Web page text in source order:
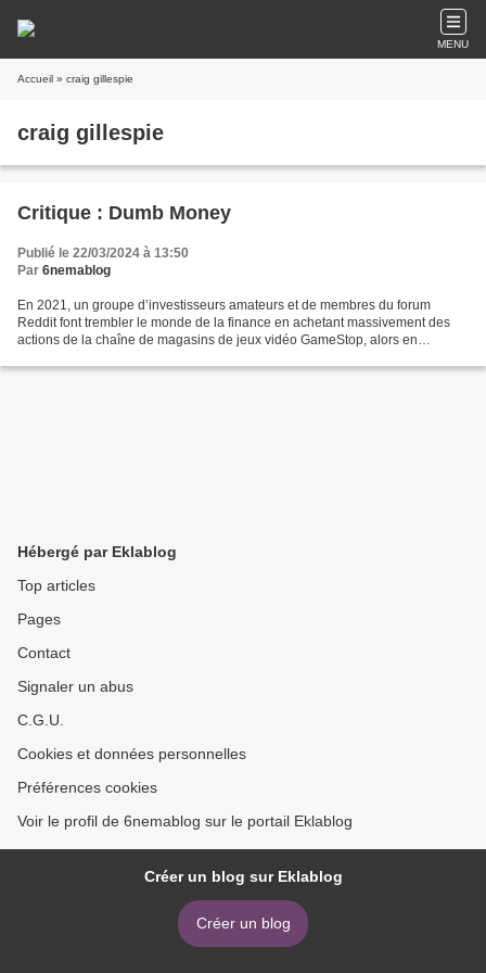
MENU
Accueil » craig gillespie
craig gillespie
Critique : Dumb Money
Publié le 22/03/2024 à 13:50
Par 6nemablog
En 2021, un groupe d’investisseurs amateurs et de membres du forum
Reddit font trembler le monde de la finance en achetant massivement des
actions de la chaîne de magasins de jeux vidéo GameStop, alors en
Hébergé par Eklablog
Top articles
Pages
Contact
Signaler un abus
C.G.U.
Cookies et données personnelles
Préférences cookies
Voir le profil de 6nemablog sur le portail Eklablog
Créer un blog sur Eklablog
Créer un blog